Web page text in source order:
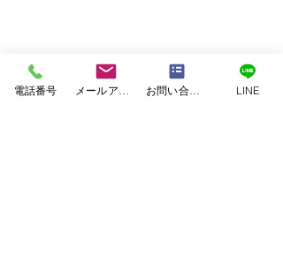
電話番号 お問い合わせフォーム LINE